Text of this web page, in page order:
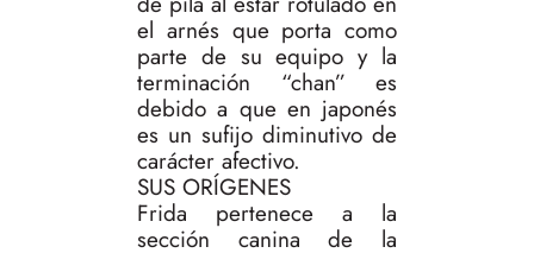
el arnés que porta como
parte de su equipo y la
terminación “chan” es
debido a que en japonés
es un sufijo diminutivo de
carácter afectivo.
SUS ORÍGENES
Frida pertenece a la
sección canina de la